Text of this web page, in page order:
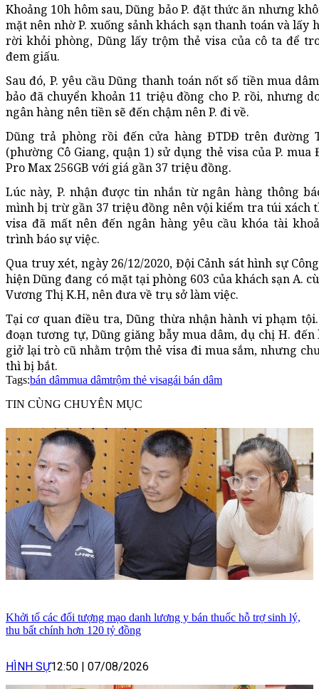
Khoảng 10h hôm sau, Dũng bảo P. đặt thức ăn nhưng
mặt nên nhờ P. xuống sảnh khách sạn thanh toán và lấy
rời khỏi phòng, Dũng lấy trộm thẻ visa của cô ta để
đem giấu.
Sau đó, P. yêu cầu Dũng thanh toán nốt số tiền mua
bảo đã chuyển khoản 11 triệu đồng cho P. rồi, nhưng
ngân hàng nên tiền sẽ đến chậm nên P. đi về.
Dũng trả phòng rồi đến cửa hàng ĐTDĐ trên đường
(phường Cô Giang, quận 1) sử dụng thẻ visa của P. mua
Pro Max 256GB với giá gần 37 triệu đồng.
Lúc này, P. nhận được tin nhắn từ ngân hàng thông
mình bị trừ gần 37 triệu đồng nên vội kiểm tra túi xách
visa đã mất nên đến ngân hàng yêu cầu khóa tài
trình báo sự việc.
Qua truy xét, ngày 26/12/2020, Đội Cảnh sát hình sự
hiện Dũng đang có mặt tại phòng 603 của khách sạn A.
Vương Thị K.H, nên đưa về trụ sở làm việc.
Tại cơ quan điều tra, Dũng thừa nhận hành vi phạm
đoạn tương tự, Dũng giăng bẫy mua dâm, dụ chị H. đến
giở lại trò cũ nhằm trộm thẻ visa đi mua sắm, nhưng
thì bị bắt.
Tags:bán dâmmua dâmtrộm thẻ visagái bán dâm
TIN CÙNG CHUYÊN MỤC
Khởi tố các đối tượng mạo danh lương y bán thuốc hỗ trợ sinh lý,
thu bất chính hơn 120 tỷ đồng
HÌNH SỰ12:50 | 07/08/2026